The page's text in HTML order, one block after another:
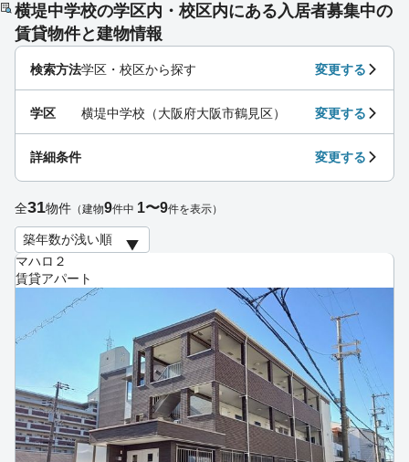
横堤中学校の学区内・校区内にある入居者募集中の
賃貸物件と建物情報
マハロ２
賃貸アパート
検索方法学区・校区から探す 変更する
学区 横堤中学校（大阪府大阪市鶴見区） 変更する
詳細条件 変更する
全31物件 （建物9件中 1〜9件を表示）